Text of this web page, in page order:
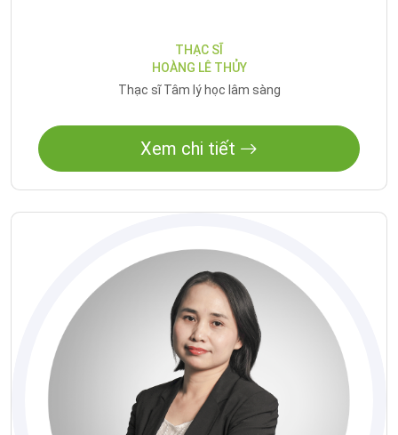
THẠC SĨ
HOÀNG LÊ THỦY
Thạc sĩ Tâm lý học lâm sàng
Xem chi tiết